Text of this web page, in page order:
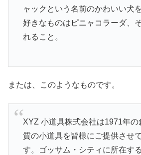
ャックという名前のかわいい犬
好きなものはピニャコラーダ、
れること。
または、このようなものです。
XYZ 小道具株式会社は1971年の
質の小道具を皆様にご提供させ
す。ゴッサム・シティに所在す